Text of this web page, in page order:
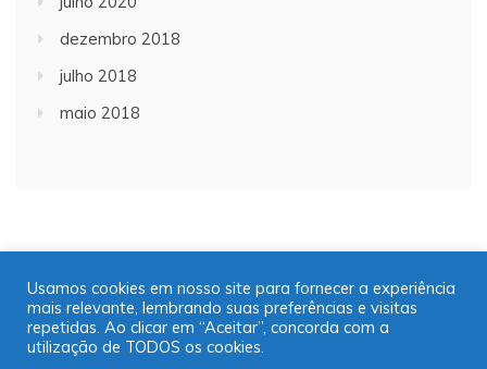
dezembro 2018
julho 2018
maio 2018
Copyright © 2001/2021 | JT Jornal A Trombeta | 16
99725-9952
Usamos cookies em nosso site para fornecer a experiência
mais relevante, lembrando suas preferências e visitas
repetidas. Ao clicar em “Aceitar”, concorda com a
utilização de TODOS os cookies.